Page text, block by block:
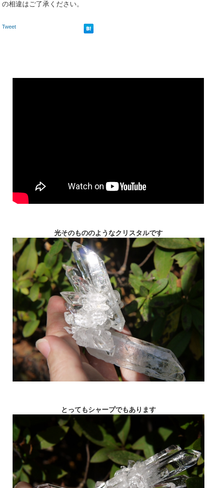
の相違はご了承ください。
Tweet
光そのもののようなクリスタルです
とってもシャープでもあります